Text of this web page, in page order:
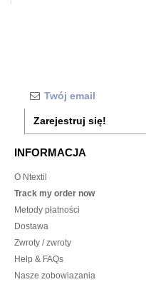
Zarejestruj się!
INFORMACJA
O Ntextil
Track my order now
Metody płatności
Dostawa
Zwroty / zwroty
Help & FAQs
Nasze zobowiazania